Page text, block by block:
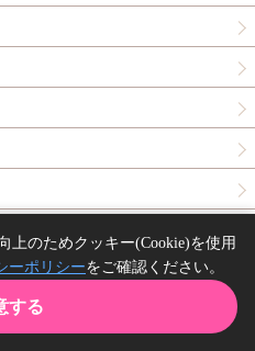
Copyright(C) comicomi studio. All right reserved.
上のためクッキー(Cookie)を使用
ーポリシーをご確認ください。
する